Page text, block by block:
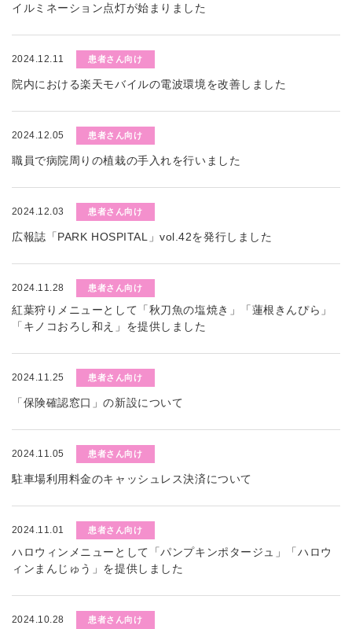
イルミネーション点灯が始まりました
2024.12.11 患者さん向け
院内における楽天モバイルの電波環境を改善しました
2024.12.05 患者さん向け
職員で病院周りの植栽の手入れを行いました
2024.12.03 患者さん向け
広報誌「PARK HOSPITAL」vol.42を発行しました
2024.11.28 患者さん向け
紅葉狩りメニューとして「秋刀魚の塩焼き」「蓮根きんぴら」
「キノコおろし和え」を提供しました
2024.11.25 患者さん向け
「保険確認窓口」の新設について
2024.11.05 患者さん向け
駐車場利用料金のキャッシュレス決済について
2024.11.01 患者さん向け
ハロウィンメニューとして「パンプキンポタージュ」「ハロウ
ィンまんじゅう」を提供しました
2024.10.28 患者さん向け